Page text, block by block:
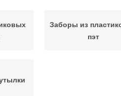
Заборы из
пэт